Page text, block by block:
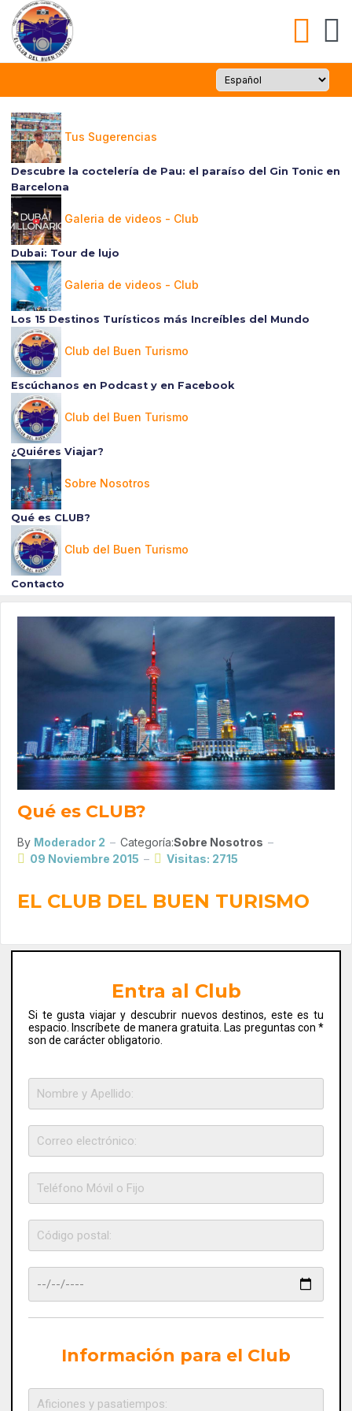
Tus Sugerencias
Descubre la coctelería de Pau: el paraíso del Gin Tonic en
Barcelona
Galeria de videos - Club
Dubai: Tour de lujo
Galeria de videos - Club
Los 15 Destinos Turísticos más Increíbles del Mundo
Club del Buen Turismo
Escúchanos en Podcast y en Facebook
Club del Buen Turismo
¿Quiéres Viajar?
Sobre Nosotros
Qué es CLUB?
Club del Buen Turismo
Contacto
Qué es CLUB?
By Moderador 2 Categoría:Sobre Nosotros
09 Noviembre 2015
Visitas: 2715
EL CLUB DEL BUEN TURISMO
Entra al Club
Si te gusta viajar y descubrir nuevos destinos, este es tu
espacio. Inscríbete de manera gratuita. Las preguntas con *
son de carácter obligatorio.
Información para el Club